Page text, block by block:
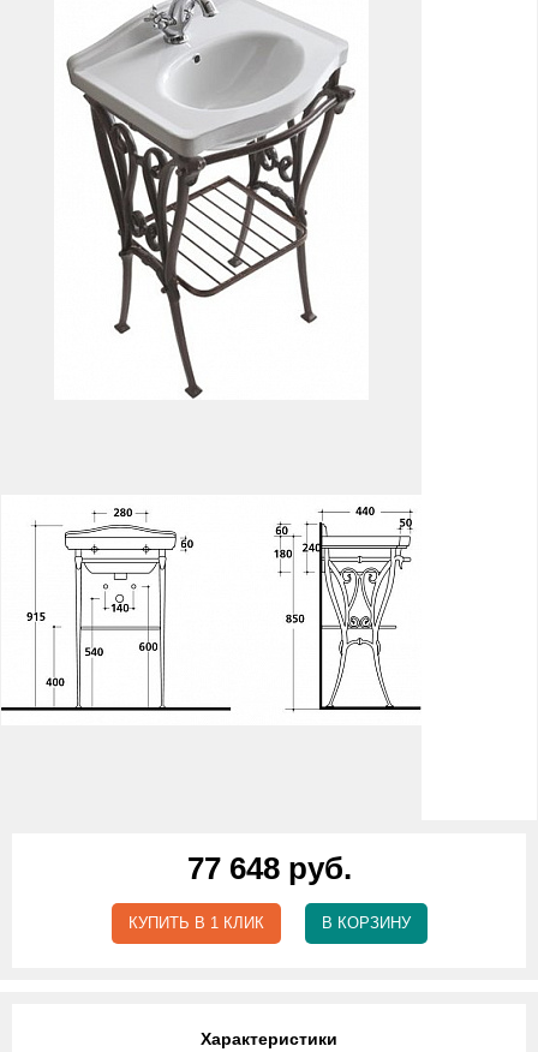
77 648 руб.
КУПИТЬ В 1 КЛИК В КОРЗИНУ
Характеристики